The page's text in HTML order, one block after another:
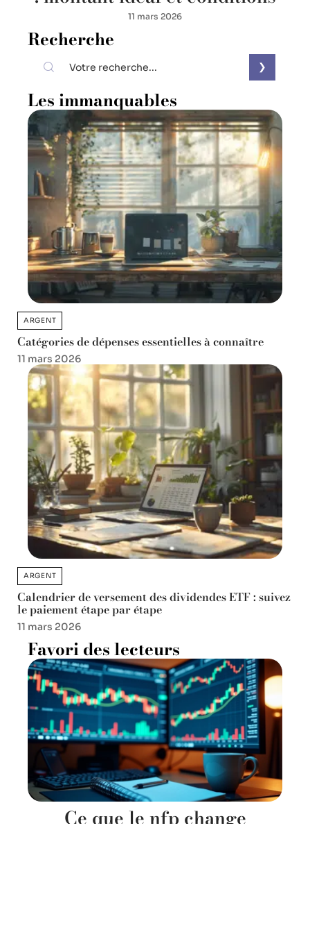
11 mars 2026
Recherche
Les immanquables
ARGENT
Catégories de dépenses essentielles à connaître
11 mars 2026
ARGENT
Calendrier de versement des dividendes ETF : suivez
le paiement étape par étape
11 mars 2026
Favori des lecteurs
Ce que le nfp change